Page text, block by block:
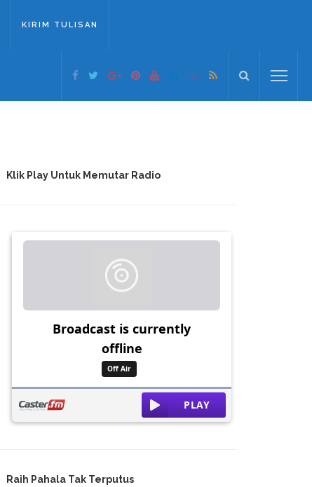
KIRIM TULISAN
Klik Play Untuk Memutar Radio
Raih Pahala Tak Terputus